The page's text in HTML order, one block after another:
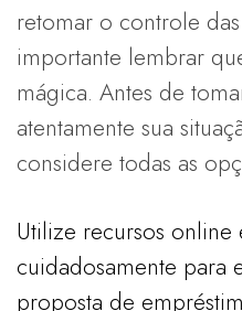
retomar o controle
importante lembrar
mágica. Antes de
atentamente sua
considere todas as
Utilize recursos online
cuidadosamente para
proposta de